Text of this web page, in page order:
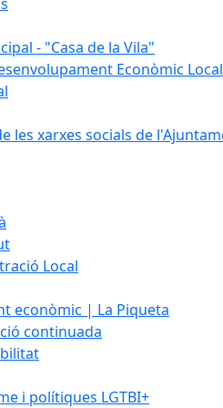
- "Casa de la Vila"
Econòmic Local
les xarxes socials de
Local
econòmic | La Piqueta
continuada
i polítiques LGTBI+